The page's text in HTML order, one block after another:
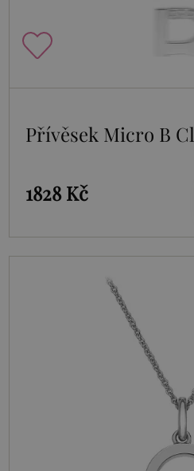
Přívěsek Micro B
1828 Kč